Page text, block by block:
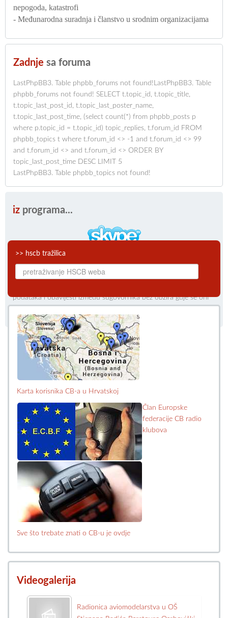
nepogoda, katastrofi
- Međunarodna suradnja i članstvo u srodnim organizacijama
Zadnje sa foruma
LastPhpBB3. Table phpbb_forums not found!LastPhpBB3. Table
phpbb_forums not found! SELECT t.topic_id, t.topic_title,
t.topic_last_post_id, t.topic_last_poster_name,
t.topic_last_post_time, (select count(*) from phpbb_posts p
where p.topic_id = t.topic_id) topic_replies, t.forum_id FROM
phpbb_topics t where t.forum_id <> -1 and t.forum_id <> 99
and t.forum_id <> and t.forum_id <> ORDER BY
topic_last_post_time DESC LIMIT 5
LastPhpBB3. Table phpbb_topics not found!
iz programa...
Skype je software koji korisnicima omogućuje brzu i
podataka i obavijesti između sugovornika bez obzira gdje se oni
>> hscb tražilica
Karta korisnika CB-a u Hrvatskoj
Član Europske
federacije CB radio
klubova
Sve što trebate znati o CB-u je ovdje
Videogalerija
Radionica aviomodelarstva u OŠ